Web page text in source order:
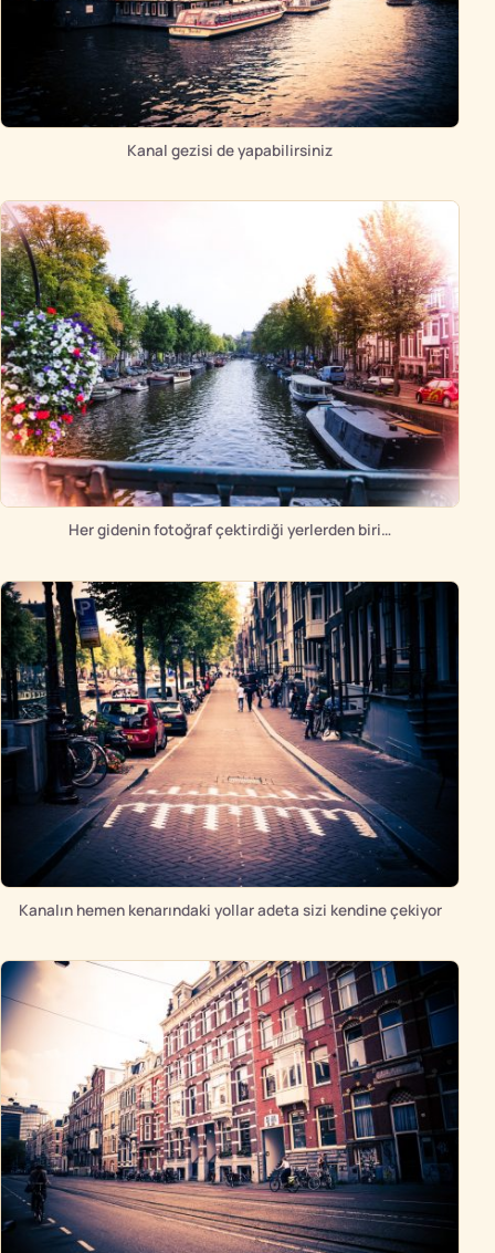
Kanal gezisi de yapabilirsiniz
Her gidenin fotoğraf çektirdiği yerlerden biri…
Kanalın hemen kenarındaki yollar adeta sizi kendine çekiyor